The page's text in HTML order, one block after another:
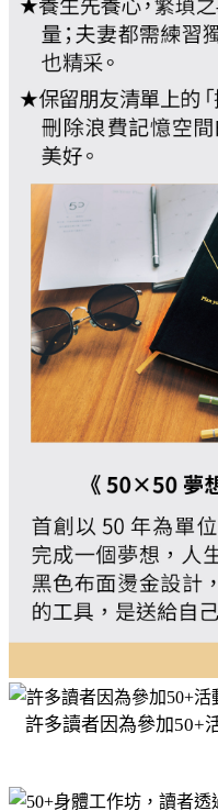
許多讀者因為參加50+